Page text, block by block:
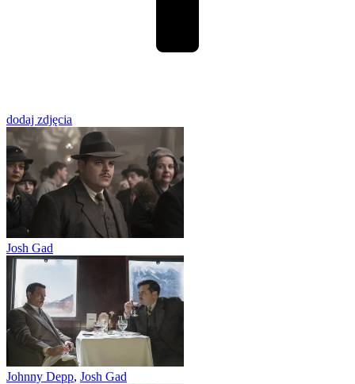
dodaj zdjęcia
Josh Gad
Johnny Depp, Josh Gad